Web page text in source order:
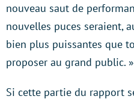
nouveau saut de
nouvelles puces seraient,
bien plus puissantes que
proposer au grand public. »
Si cette partie du rapport